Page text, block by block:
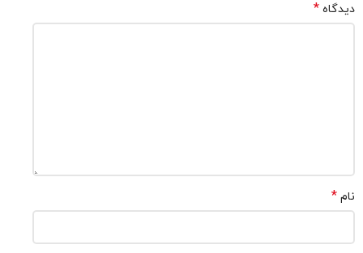
دیدگاه *
نام *